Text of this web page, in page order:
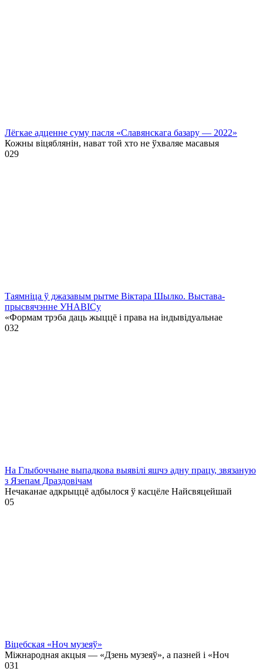
Лёгкае адценне суму пасля «Славянскага базару — 2022»
Кожны віцяблянін, нават той хто не ўхваляе масавыя
029
Таямніца ў джазавым рытме Віктара Шылко. Выстава-
прысвячэнне УНАВІСу
«Формам трэба даць жыццё і права на індывідуальнае
032
На Глыбоччыне выпадкова выявілі яшчэ адну працу, звязаную
з Язепам Драздовічам
Нечаканае адкрыццё адбылося ў касцёле Найсвяцейшай
05
Віцебская «Ноч музеяў»
Міжнародная акцыя — «Дзень музеяў», а пазней і «Ноч
031